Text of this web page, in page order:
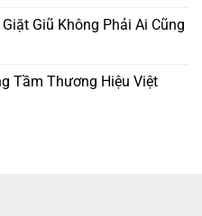
Giũ Không Phải Ai Cũng
Tầm Thương Hiệu Việt